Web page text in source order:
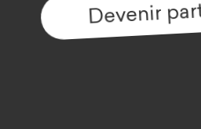
Devenir